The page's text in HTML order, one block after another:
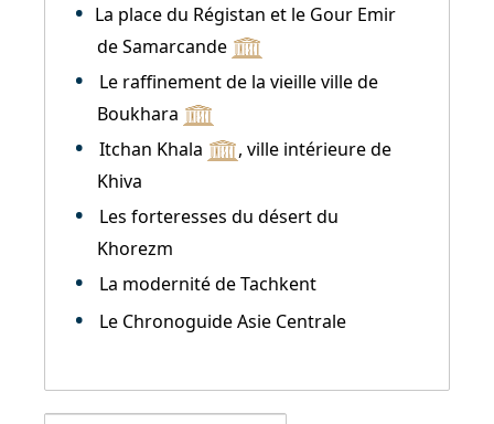
La place du Régistan et le Gour Emir
de Samarcande
Le raffinement de la vieille ville de
Boukhara
Itchan Khala
, ville intérieure de
Khiva
Les forteresses du désert du
Khorezm
La modernité de Tachkent
Le Chronoguide Asie Centrale